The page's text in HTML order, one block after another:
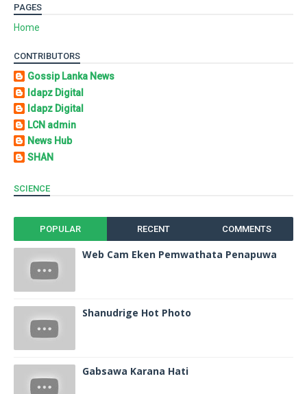
PAGES
Home
CONTRIBUTORS
Gossip Lanka News
Idapz Digital
Idapz Digital
LCN admin
News Hub
SHAN
SCIENCE
POPULAR RECENT COMMENTS
Web Cam Eken Pemwathata Penapuwa
Shanudrige Hot Photo
Gabsawa Karana Hati